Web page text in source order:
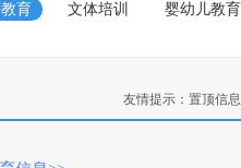
育 文体培训 婴幼儿教育
友情提示：置顶信